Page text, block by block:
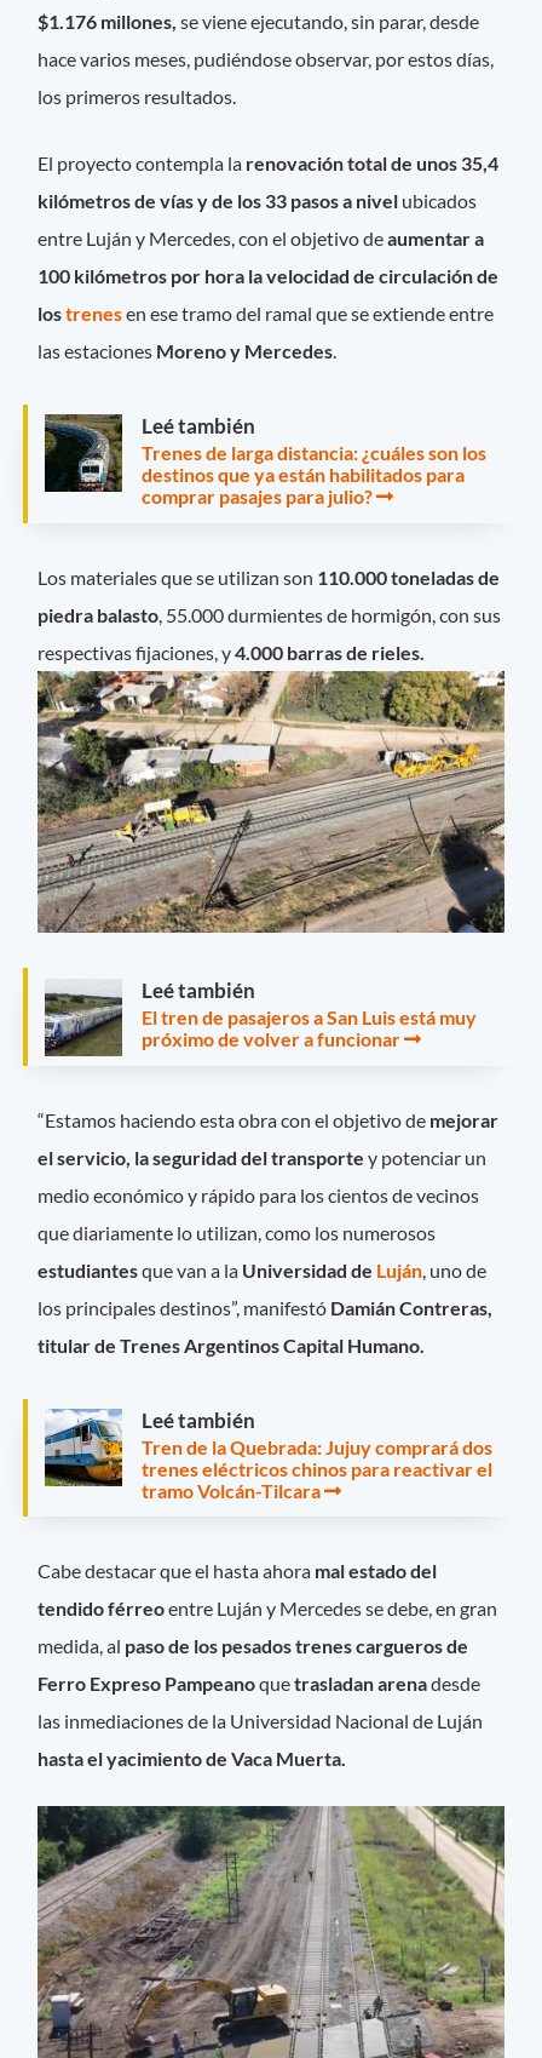
$1.176 millones,se viene ejecutando, sin parar, desde
hace varios meses, pudiéndose observar, por estos días,
los primeros resultados.
El proyecto contempla la renovación total de unos 35,4
kilómetros de vías y de los 33 pasos a nivel ubicados
entre Luján y Mercedes, con el objetivo deaumentar a
100 kilómetros por hora la velocidad de circulación de
lostrenesen ese tramo del ramal que se extiende entre
las estaciones Moreno y Mercedes.
Leé también
Trenes de larga distancia: ¿cuáles son los
destinos que ya están habilitados para
comprar pasajes para julio?
Los materiales que se utilizan son 110.000 toneladas de
piedra balasto , 55.000 durmientes de hormigón, con sus
respectivas fijaciones, y4.000 barras de rieles.
Leé también
El tren de pasajeros a San Luis está muy
próximo de volver a funcionar
“Estamos haciendo esta obra con el objetivo de mejorar
el servicio, la seguridad del transportey potenciar un
medio económico y rápido para los cientos de vecinos
que diariamente lo utilizan, como los numerosos
estudiantesque van a la Universidad de Luján , uno de
los principales destinos”, manifestó Damián Contreras,
titular de Trenes Argentinos Capital Humano.
Leé también
Tren de la Quebrada: Jujuy comprará dos
trenes eléctricos chinos para reactivar el
tramo Volcán-Tilcara
Cabe destacar que el hasta ahora mal estado del
tendido férreoentre Luján y Mercedes se debe, en gran
medida, al paso de los pesados trenes cargueros de
Ferro Expreso Pampeanoquetrasladan arenadesde
las inmediaciones de la Universidad Nacional de Luján
hasta el yacimiento de Vaca Muerta.